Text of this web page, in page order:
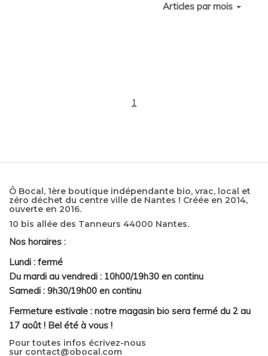
Articles par mois
1
Ô Bocal, 1ère boutique indépendante bio, vrac, local et
zéro déchet du centre ville de Nantes ! Créée en 2014,
ouverte en 2016.
10 bis allée des Tanneurs 44000 Nantes.
Nos horaires :
Lundi : fermé
Du mardi au vendredi : 10h00/19h30 en continu
Samedi : 9h30/19h00 en continu
Fermeture estivale : notre magasin bio sera fermé du 2 au
17 août ! Bel été à vous !
Pour toutes infos écrivez-nous
sur contact@obocal.com